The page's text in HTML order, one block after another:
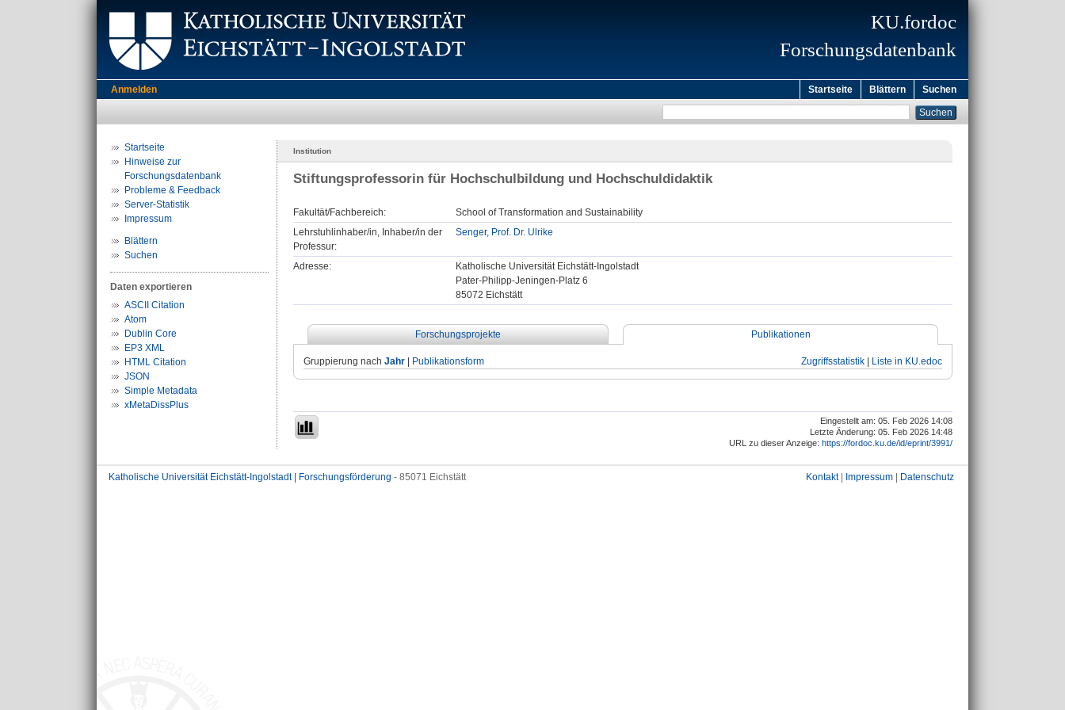
KU.fordoc
Forschungsdatenbank
Anmelden Startseite Blättern Suchen
Startseite
Hinweise zur
Forschungsdatenbank
Probleme & Feedback
Server-Statistik
Impressum
Blättern
Suchen
Daten exportieren
ASCII Citation
Atom
Dublin Core
EP3 XML
HTML Citation
JSON
Simple Metadata
xMetaDissPlus
Institution
Stiftungsprofessorin für Hochschulbildung und Hochschuldidaktik
Fakultät/Fachbereich:
School of Transformation and Sustainability
Lehrstuhlinhaber/in, Inhaber/in der
Professur:
Senger, Prof. Dr. Ulrike
Adresse:
Katholische Universität Eichstätt-Ingolstadt
Pater-Philipp-Jeningen-Platz 6
85072 Eichstätt
Forschungsprojekte Publikationen
Zugriffsstatistik Liste in KU.edoc
Gruppierung nach Jahr Publikationsform
Eingestellt am: 05. Feb 2026 14:08
Letzte Änderung: 05. Feb 2026 14:48
URL zu dieser Anzeige: https://fordoc.ku.de/id/eprint/3991/
Katholische Universität Eichstätt-Ingolstadt | Forschungsförderung - 85071 Eichstätt Kontakt| Impressum Datenschutz